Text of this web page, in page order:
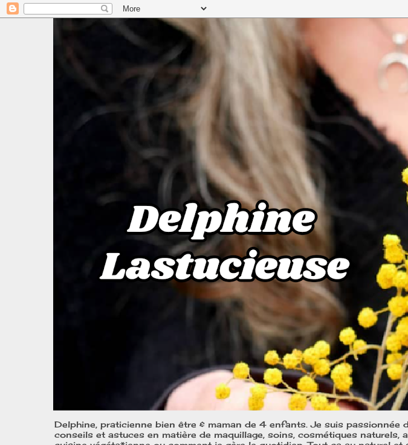
Delphine, praticienne bien être & maman de 4 enfants. Je suis passionnée
conseils et astuces en matière de maquillage, soins, cosmétiques